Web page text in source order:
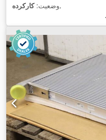
وضعیت:کارکرده ,